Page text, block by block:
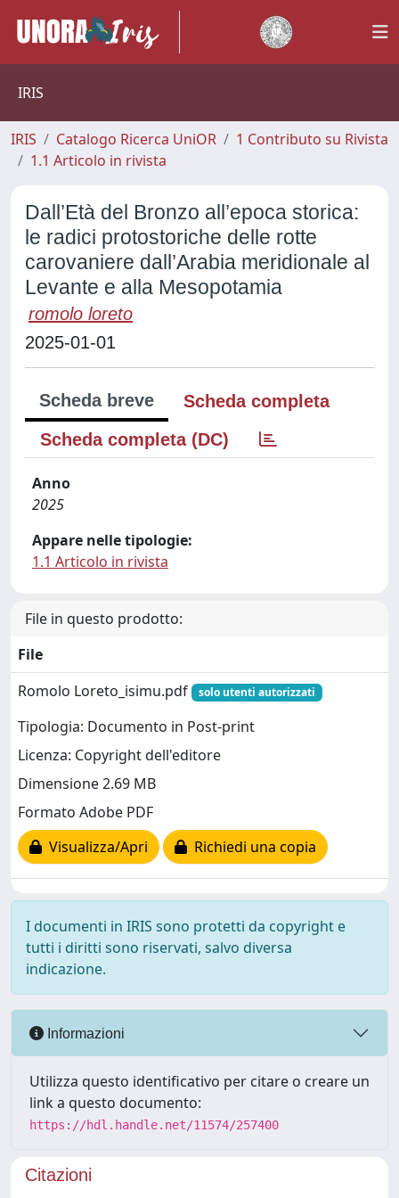
IRIS
IRIS Catalogo Ricerca UniOR
1 Contributo su Rivista
1.1 Articolo in rivista
Dall’Età del Bronzo all’epoca storica:
le radici protostoriche delle rotte
carovaniere dall’Arabia meridionale al
Levante e alla Mesopotamia
romolo loreto
2025-01-01
Scheda breve
Scheda completa
Scheda completa (DC)
Anno
2025
Appare nelle tipologie:
1.1 Articolo in rivista
File in questo prodotto:
File
Romolo Loreto_isimu.pdf
solo utenti autorizzati
Tipologia: Documento in Post-print
Licenza: Copyright dell'editore
Dimensione 2.69 MB
Formato Adobe PDF
Visualizza/Apri
Richiedi una copia
I documenti in IRIS sono protetti da copyright e
tutti i diritti sono riservati, salvo diversa
indicazione.
Informazioni
Utilizza questo identificativo per citare o creare un
link a questo documento:
https://hdl.handle.net/11574/257400
Citazioni